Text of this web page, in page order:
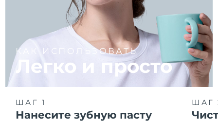
КАК ИСПОЛЬЗОВАТЬ
Легко и просто
ШАГ 1
Нанесите зубную пасту
ШАГ